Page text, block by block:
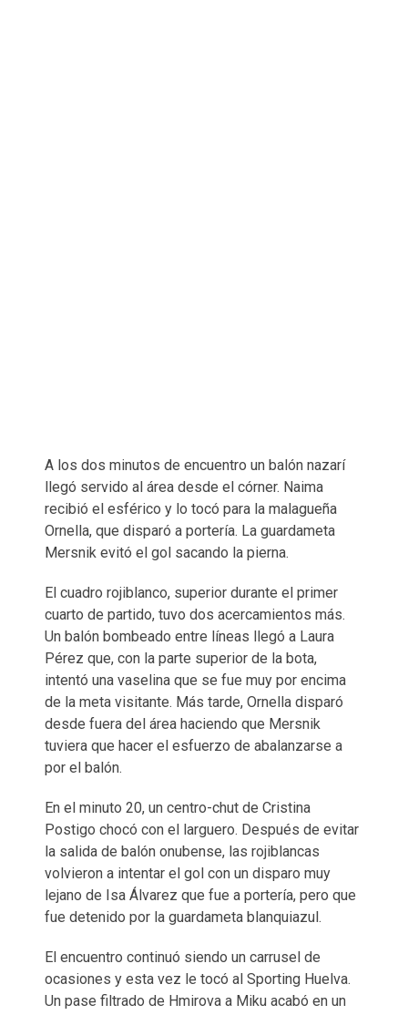
A los dos minutos de encuentro un balón nazarí
llegó servido al área desde el córner. Naima
recibió el esférico y lo tocó para la malagueña
Ornella, que disparó a portería. La guardameta
Mersnik evitó el gol sacando la pierna.
El cuadro rojiblanco, superior durante el primer
cuarto de partido, tuvo dos acercamientos más.
Un balón bombeado entre líneas llegó a Laura
Pérez que, con la parte superior de la bota,
intentó una vaselina que se fue muy por encima
de la meta visitante. Más tarde, Ornella disparó
desde fuera del área haciendo que Mersnik
tuviera que hacer el esfuerzo de abalanzarse a
por el balón.
En el minuto 20, un centro-chut de Cristina
Postigo chocó con el larguero. Después de evitar
la salida de balón onubense, las rojiblancas
volvieron a intentar el gol con un disparo muy
lejano de Isa Álvarez que fue a portería, pero que
fue detenido por la guardameta blanquiazul.
El encuentro continuó siendo un carrusel de
ocasiones y esta vez le tocó al Sporting Huelva.
Un pase filtrado de Hmirova a Miku acabó en un